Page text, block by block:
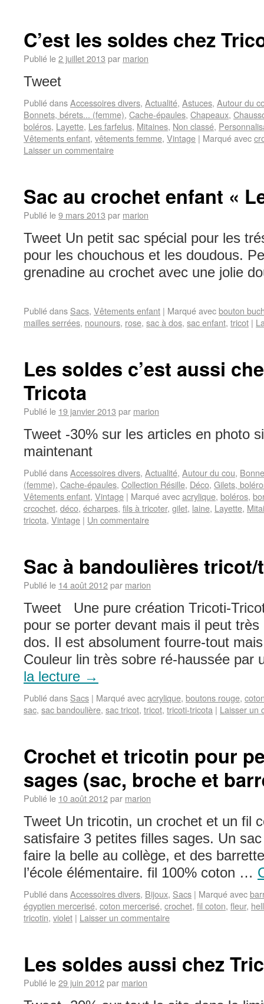
C’est les soldes chez
Publié le2 juillet 2013 par marion
Tweet
Publié dansAccessoires divers, Actualité, Astuces, Autour du
Bonnets, bérets... (femme), Cache-épaules, Chapeaux,
boléros, Layette, Les farfelus, Mitaines, Non classé,
Vêtements enfant, vêtements femme, Vintage | Marqué avec
Laisser un commentaire
Sac au crochet enfant «
Publié le9 mars 2013 par marion
Tweet Un petit sac spécial pour les
pour les chouchous et les doudous.
grenadine au crochet avec une jolie
Publié dans Sacs, Vêtements enfant | Marqué avecbouton
mailles serrées, nounours, rose, sac à dos, sac enfant, tricot |
Les soldes c’est aussi
Tricota
Publié le 19 janvier 2013 par marion
Tweet -30% sur les articles en photo
maintenant
Publié dansAccessoires divers, Actualité, Autour du cou,
(femme), Cache-épaules, Collection Résille, Déco, Gilets,
Vêtements enfant, Vintage | Marqué avecacrylique, boléros,
crcochet, déco, écharpes, fils à tricoter, gilet, laine, Layette,
tricota, Vintage | Un commentaire
Sac à bandoulières
Publié le 14 août 2012par marion
Tweet Une pure création Tricoti-
pour se porter devant mais il peut
dos. Il est absolument fourre-tout
Couleur lin très sobre ré-haussée
la lecture →
Publié dans Sacs | Marqué avecacrylique, boutons rouge,
sac, sac bandoulière, sac tricot, tricot, tricoti-tricota | Laisser un
Crochet et tricotin pour
sages (sac, broche et
Publié le 10 août 2012par marion
Tweet Un tricotin, un crochet et un fil
satisfaire 3 petites filles sages. Un
faire la belle au collège, et des
l’école élémentaire. fil 100% coton …
Publié dansAccessoires divers, Bijoux, Sacs | Marqué avec
égyptien mercerisé, coton mercerisé, crochet, fil coton, fleur,
tricotin, violet | Laisser un commentaire
Les soldes aussi chez
Publié le29 juin 2012par marion